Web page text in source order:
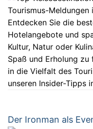
Entdecken Sie die
Hotelangebote und
Kultur, Natur oder
Spaß und Erholung zu
in die Vielfalt des
unseren Insider-Tipps
Der Ironman als